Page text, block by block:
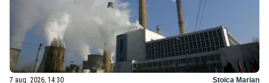
7 aug. 2026, 14:30 Stoica Marian